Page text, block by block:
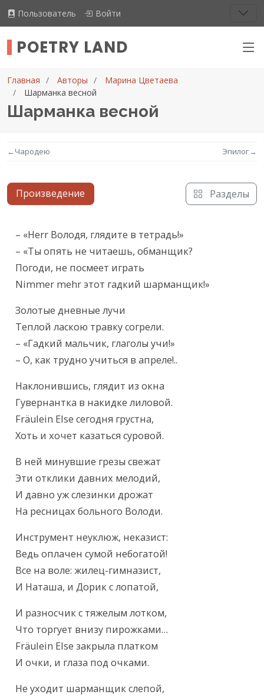
Пользователь Войти
POETRY LAND
Главная Авторы
Марина Цветаева
Шарманка весной
Шарманка весной
←Чародею Эпилог→
Произведение Разделы
Текст произведения
– «Herr Володя, глядите в тетрадь!»
– «Ты опять не читаешь, обманщик?
Погоди, не посмеет играть
Nimmer mehr этот гадкий шарманщик!»
Золотые дневные лучи
Теплой ласкою травку согрели.
– «Гадкий мальчик, глаголы учи!»
– О, как трудно учиться в апреле!..
Наклонившись, глядит из окна
Гувернантка в накидке лиловой.
Fräulein Else сегодня грустна,
Хоть и хочет казаться суровой.
В ней минувшие грезы свежат
Эти отклики давних мелодий,
И давно уж слезинки дрожат
На ресницах больного Володи.
Инструмент неуклюж, неказист:
Ведь оплачен сумой небогатой!
Все на воле: жилец-гимназист,
И Наташа, и Дорик с лопатой,
И разносчик с тяжелым лотком,
Что торгует внизу пирожками…
Fräulein Else закрыла платком
И очки, и глаза под очками.
Не уходит шарманщик слепой,